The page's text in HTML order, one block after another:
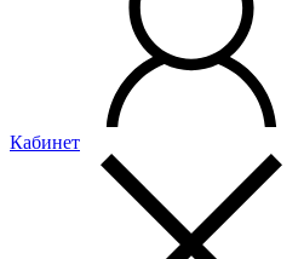
Кабинет